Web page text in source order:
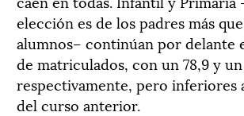
elección es de los padres más
alumnos– continúan por delante
de matriculados, con un 78,9 y un
respectivamente, pero inferiores
del curso anterior.